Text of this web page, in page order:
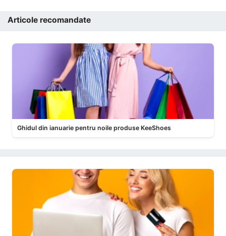
Articole recomandate
Ghidul din ianuarie pentru noile produse KeeShoes